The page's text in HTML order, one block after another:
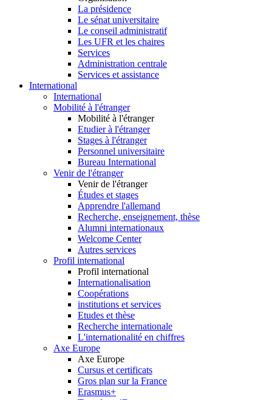
La présidence
Le sénat universitaire
Le conseil administratif
Les UFR et les chaires
Services
Administration centrale
Services et assistance
International
International
Mobilité à l'étranger
Mobilité à l'étranger
Etudier à l'étranger
Stages à l'étranger
Personnel universitaire
Bureau International
Venir de l'étranger
Venir de l'étranger
Études et stages
Apprendre l'allemand
Recherche, enseignement, thèse
Alumni internationaux
Welcome Center
Autres services
Profil international
Profil international
Internationalisation
Coopérations
institutions et services
Etudes et thèse
Recherche internationale
L'internationalité en chiffres
Axe Europe
Axe Europe
Cursus et certificats
Gros plan sur la France
Erasmus+